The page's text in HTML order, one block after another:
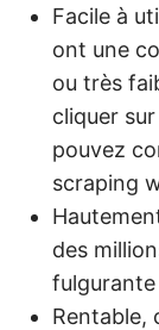
Facile à
ont une
ou très
cliquer
pouvez
scraping
des
fulgurante
Rentable,